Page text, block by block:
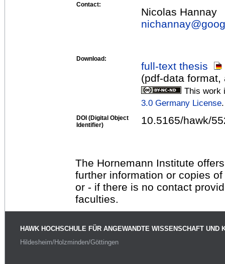
Contact:
Nicolas Hannay
nichannay@
Download:
full-text thesis
(pdf-data
This work
3.0 Germany License.
DOI (Digital Object
Identifier)
10.5165/hawk/
The Hornemann Institute
further information or copies
or - if there is no contact
faculties.
HAWK HOCHSCHULE FÜR ANGEWANDTE WISSENSCHAFT UND
Hildesheim/Holzminden/Göttingen